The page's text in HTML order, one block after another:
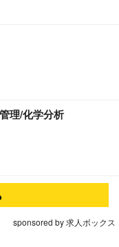
理/化学分析
sponsored by 求人ボックス